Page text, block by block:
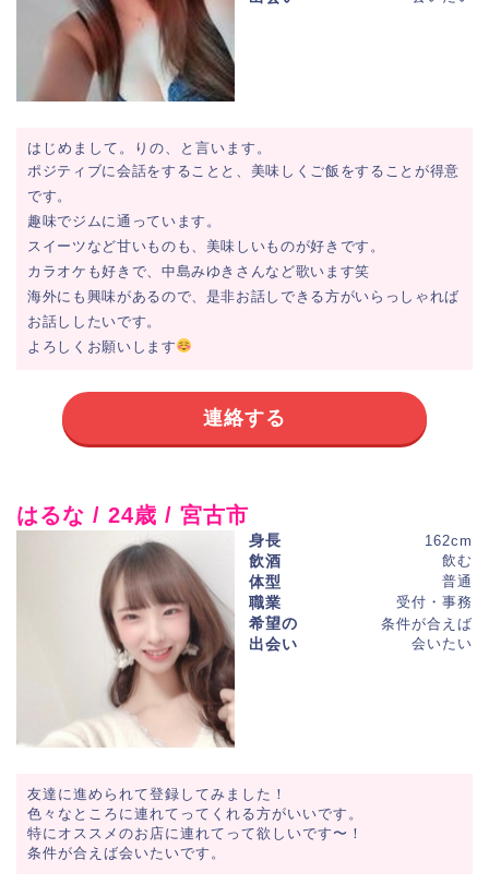
はじめまして。りの、と言います。
ポジティブに会話をすることと、美味しくご飯をすることが得意
です。
趣味でジムに通っています。
スイーツなど甘いものも、美味しいものが好きです。
カラオケも好きで、中島みゆきさんなど歌います笑
海外にも興味があるので、是非お話しできる方がいらっしゃれば
お話ししたいです。
よろしくお願いします
連絡する
はるな / 24歳 / 宮古市
身長 162cm
飲酒 飲む
体型 普通
職業 受付・事務
希望の
出会い
条件が合えば
会いたい
友達に進められて登録してみました！
色々なところに連れてってくれる方がいいです。
特にオススメのお店に連れてって欲しいです〜！
条件が合えば会いたいです。